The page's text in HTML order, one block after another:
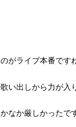
がライブ本番ですね
出しから力が入
か厳しかったで